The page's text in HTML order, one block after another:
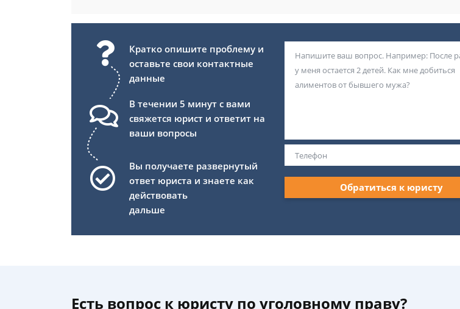
Кратко опишите проблему и
оставьте свои контактные
данные
В течении 5 минут с вами
свяжется юрист и ответит на
ваши вопросы
Вы получаете развернутый
ответ юриста и знаете как
действовать
дальше
Обратиться к юристу
Есть вопрос к юристу по уголовному праву?